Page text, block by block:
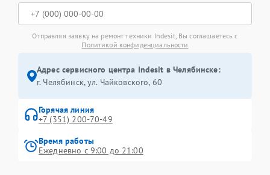
Отправляя заявку на ремонт техники Indesit, Вы соглашаетесь с
Политикой конфиденциальности
Адрес сервисного центра Indesit в Челябинске:
г. Челябинск, ул. Чайковского, 60
Горячая линия
+7 (351) 200-70-49
Время работы
Ежедневно с 9:00 до 21:00